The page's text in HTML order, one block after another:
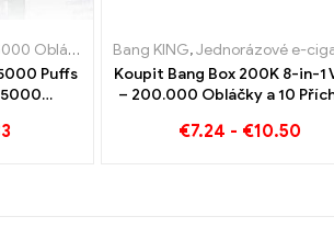
Lucembursko,Jednorázové elektronické
Obláčky Jednorázová e-cigareta s
Puffs
Bang KING,Jednorázové e-
Koupit Bang Box 200K 8-in-1
– 200.000 Obláčky a 10
€7.24 - €10.50